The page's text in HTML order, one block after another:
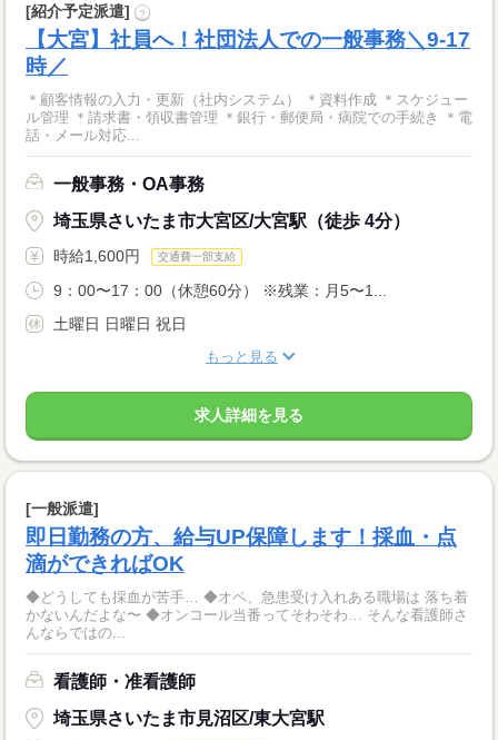
[紹介予定派遣] ?
【大宮】社員へ！社団法人での一般事務＼9-17
時／
＊顧客情報の入力・更新（社内システム） ＊資料作成 ＊スケジュー
ル管理 ＊請求書・領収書管理 ＊銀行・郵便局・病院での手続き ＊電
話・メール対応...
一般事務・OA事務
埼玉県さいたま市大宮区/大宮駅（徒歩 4分）
時給1,600円 交通費一部支給
9：00〜17：00（休憩60分） ※残業：月5〜1...
土曜日 日曜日 祝日
もっと見る
求人詳細を見る
[一般派遣]
即日勤務の方、給与UP保障します！採血・点
滴ができればOK
◆どうしても採血が苦手… ◆オペ、急患受け入れある職場は 落ち着
かないんだよな〜 ◆オンコール当番ってそわそわ… そんな看護師さ
んならではの...
看護師・准看護師
埼玉県さいたま市見沼区/東大宮駅